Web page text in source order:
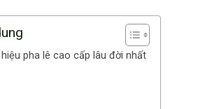
pha lê cao cấp lâu đời nhất